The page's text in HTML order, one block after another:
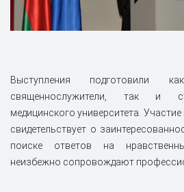
Выступления подготовили
священнослужители, так и
медицинского университета.
свидетельствует о
поиске ответов на
неизбежно сопровождают